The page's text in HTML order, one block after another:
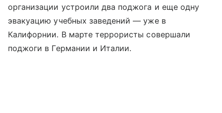
организации устроили два поджога и еще одну
эвакуацию учебных заведений — уже в
Калифорнии. В марте террористы совершали
поджоги в Германии и Италии.